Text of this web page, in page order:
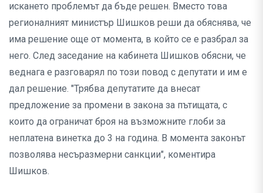
искането проблемът да бъде решен. Вместо това
регионалният министър Шишков реши да обяснява, че
има решение още от момента, в който се е разбрал за
него. След заседание на кабинета Шишков обясни, че
веднага е разговарял по този повод с депутати и им е
дал решение. "Трябва депутатите да внесат
предложение за промени в закона за пътищата, с
които да ограничат броя на възможните глоби за
неплатена винетка до 3 на година. В момента законът
позволява несъразмерни санкции", коментира
Шишков.